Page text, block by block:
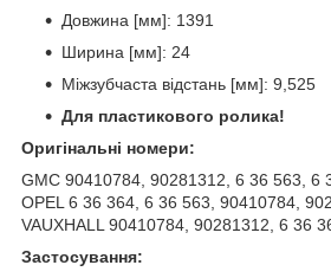
Довжина [мм]: 1391
Ширина [мм]: 24
Міжзубчаста відстань [мм]: 9,525
Для пластикового ролика!
Оригінальні номери:
GMC 90410784, 90281312, 6 36 563, 6
OPEL 6 36 364, 6 36 563, 90410784,
VAUXHALL 90410784, 90281312, 6 36
Застосування: